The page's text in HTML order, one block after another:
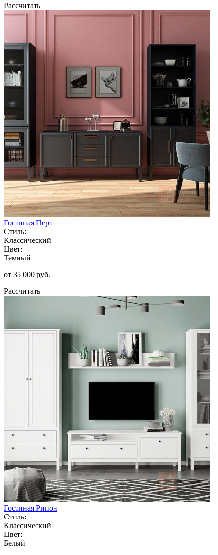
Рассчитать
Гостиная Перт
Стиль:
Классический
Цвет:
Темный
от 35 000 руб.
Рассчитать
Гостиная Рипон
Стиль:
Классический
Цвет:
Белый